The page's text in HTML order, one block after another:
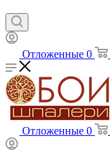
Отложенные 0
Отложенные 0